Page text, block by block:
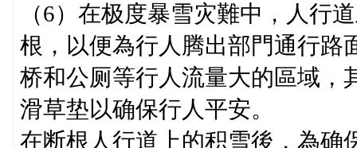
（6）在极度暴雪灾難中，人行
根，以便為行人腾出部門通行路
桥和公厕等行人流量大的區域，
滑草垫以确保行人平安。
在断根人行道上的积雪後，為确